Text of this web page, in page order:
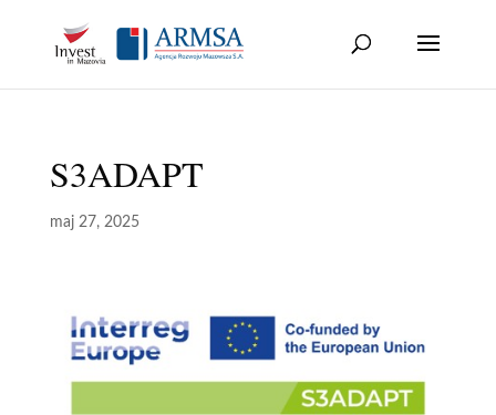
content
S3ADAPT
maj 27, 2025